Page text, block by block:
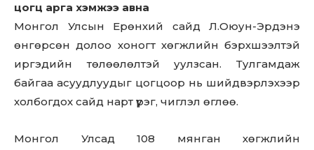
цогц арга хэмжээ авна
Монгол Улсын Ерөнхий сайд Л.Оюун-Эрдэнэ
өнгөрсөн долоо хоногт хөгжлийн бэрхшээлтэй
иргэдийн төлөөлөлтэй уулзсан. Тулгамдаж
байгаа асуудлуудыг цогцоор нь шийдвэрлэхээр
холбогдох сайд нарт үүрэг, чиглэл өглөө.
Монгол Улсад 108 мянган хөгжлийн